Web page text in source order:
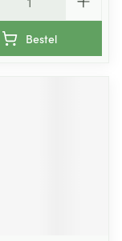
Bestel